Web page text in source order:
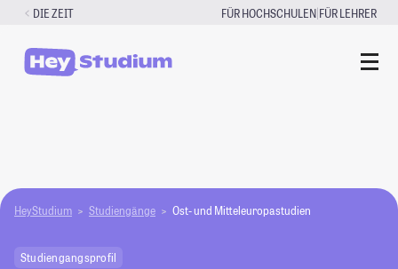
Zum
springen
DIE ZEIT FÜR HOCHSCHULEN|FÜR LEHRER
HeyStudium Studiengänge Ost- und Mitteleuropastudien
Studiengangsprofil